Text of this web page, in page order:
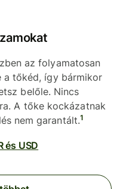
az folyamatosan
a tőkéd, így bármikor
belőle. Nincs
A tőke kockázatnak
nem garantált.1
és USD